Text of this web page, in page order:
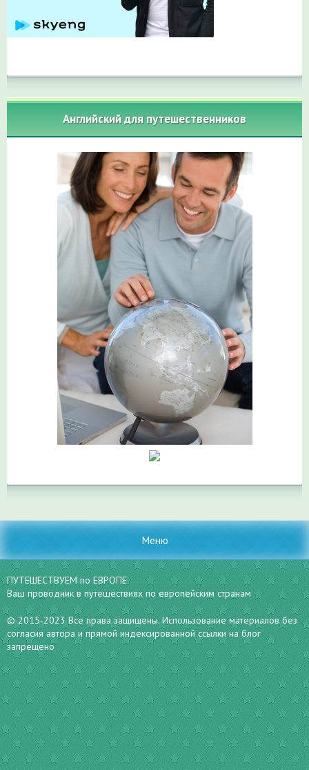
Английский для путешественников
Меню
ПУТЕШЕСТВУЕМ по ЕВРОПЕ
Ваш проводник в путешествиях по европейским странам
© 2015-2023 Все права защищены. Использование материалов без
согласия автора и прямой индексированной ссылки на блог
запрещено